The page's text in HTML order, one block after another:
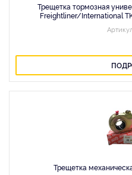
Трещетка тормозная
Freightliner/International
Трещетка